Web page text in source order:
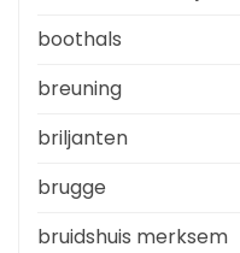
boothals
breuning
briljanten
brugge
bruidshuis merksem